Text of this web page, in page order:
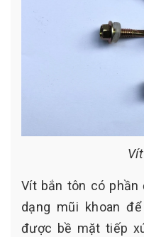
Vít bắn tôn có
dạng mũi khoan
được bề mặt tiếp